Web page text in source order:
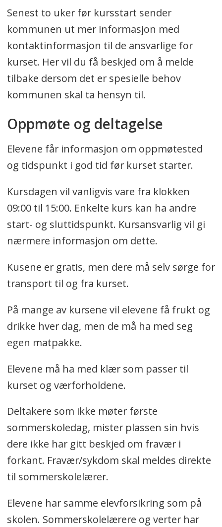
Senest to uker før kursstart sender
kommunen ut mer informasjon med
kontaktinformasjon til de ansvarlige for
kurset. Her vil du få beskjed om å melde
tilbake dersom det er spesielle behov
kommunen skal ta hensyn til.
Oppmøte og deltagelse
Elevene får informasjon om oppmøtested
og tidspunkt i god tid før kurset starter.
Kursdagen vil vanligvis vare fra klokken
09:00 til 15:00. Enkelte kurs kan ha andre
start- og sluttidspunkt. Kursansvarlig vil gi
nærmere informasjon om dette.
Kusene er gratis, men dere må selv sørge for
transport til og fra kurset.
På mange av kursene vil elevene få frukt og
drikke hver dag, men de må ha med seg
egen matpakke.
Elevene må ha med klær som passer til
kurset og værforholdene.
Deltakere som ikke møter første
sommerskoledag, mister plassen sin hvis
dere ikke har gitt beskjed om fravær i
forkant. Fravær/sykdom skal meldes direkte
til sommerskolelærer.
Elevene har samme elevforsikring som på
skolen. Sommerskolelærere og verter har